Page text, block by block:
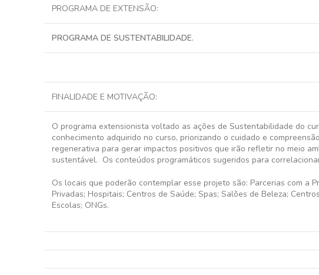
PROGRAMA DE EXTENSÃO:
PROGRAMA DE SUSTENTABILIDADE.
FINALIDADE E MOTIVAÇÃO:
O programa extensionista voltado as ações de Sustentabilidade do
conhecimento adquirido no curso, priorizando o cuidado e
regenerativa para gerar impactos positivos que irão refletir no meio
sustentável. Os conteúdos programáticos sugeridos para
Os locais que poderão contemplar esse projeto são: Parcerias com a
Privadas; Hospitais; Centros de Saúde; Spas; Salões de Beleza;
Escolas; ONGs.